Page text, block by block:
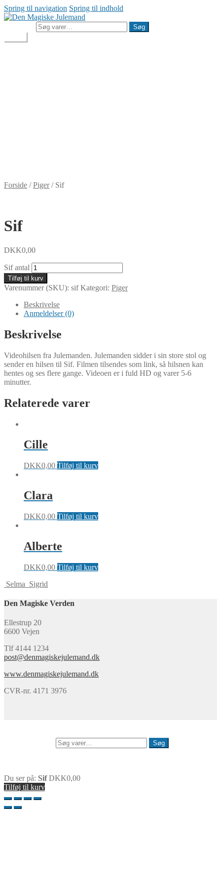
Spring til navigation Spring til indhold
Søg
Forside /Piger/ Sif
Sif
DKK0,00
Sif antal
Tilføj til kurv
Varenummer (SKU): sif Kategori: Piger
Beskrivelse
Anmeldelser (0)
Beskrivelse
Videohilsen fra Julemanden. Julemanden sidder i sin store stol og
sender en hilsen til Sif. Filmen tilsendes som link, så hilsnen kan
hentes og ses flere gange. Videoen er i fuld HD og varer 5-6
minutter.
Relaterede varer
Cille
DKK0,00 Tilføj til kurv
Clara
DKK0,00 Tilføj til kurv
Alberte
DKK0,00 Tilføj til kurv
Selma Sigrid
Den Magiske Verden
Ellestrup 20
6600 Vejen
Tlf 4144 1234
post@denmagiskejulemand.dk
www.denmagiskejulemand.dk
CVR-nr. 4171 3976
Søg
Du ser på: Sif DKK0,00
Tilføj til kurv